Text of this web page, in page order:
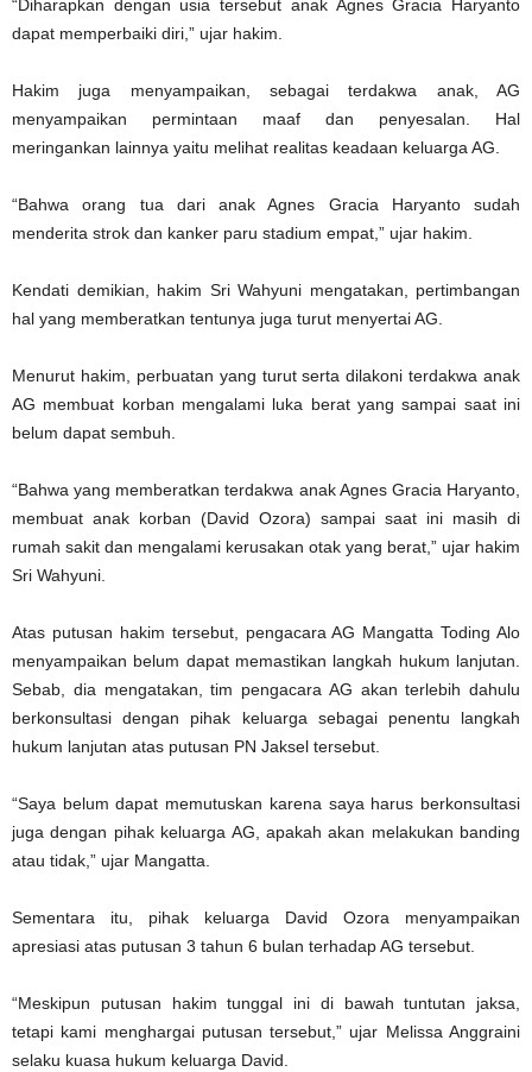
“Diharapkan dengan usia tersebut anak Agnes Gracia Haryanto
dapat memperbaiki diri,” ujar hakim.
Hakim juga menyampaikan, sebagai terdakwa anak, AG
menyampaikan permintaan maaf dan penyesalan. Hal
meringankan lainnya yaitu melihat realitas keadaan keluarga AG.
“Bahwa orang tua dari anak Agnes Gracia Haryanto sudah
menderita strok dan kanker paru stadium empat,” ujar hakim.
Kendati demikian, hakim Sri Wahyuni mengatakan, pertimbangan
hal yang memberatkan tentunya juga turut menyertai AG.
Menurut hakim, perbuatan yang turut serta dilakoni terdakwa anak
AG membuat korban mengalami luka berat yang sampai saat ini
belum dapat sembuh.
“Bahwa yang memberatkan terdakwa anak Agnes Gracia Haryanto,
membuat anak korban (David Ozora) sampai saat ini masih di
rumah sakit dan mengalami kerusakan otak yang berat,” ujar hakim
Sri Wahyuni.
Atas putusan hakim tersebut, pengacara AG Mangatta Toding Alo
menyampaikan belum dapat memastikan langkah hukum lanjutan.
Sebab, dia mengatakan, tim pengacara AG akan terlebih dahulu
berkonsultasi dengan pihak keluarga sebagai penentu langkah
hukum lanjutan atas putusan PN Jaksel tersebut.
“Saya belum dapat memutuskan karena saya harus berkonsultasi
juga dengan pihak keluarga AG, apakah akan melakukan banding
atau tidak,” ujar Mangatta.
Sementara itu, pihak keluarga David Ozora menyampaikan
apresiasi atas putusan 3 tahun 6 bulan terhadap AG tersebut.
“Meskipun putusan hakim tunggal ini di bawah tuntutan jaksa,
tetapi kami menghargai putusan tersebut,” ujar Melissa Anggraini
selaku kuasa hukum keluarga David.